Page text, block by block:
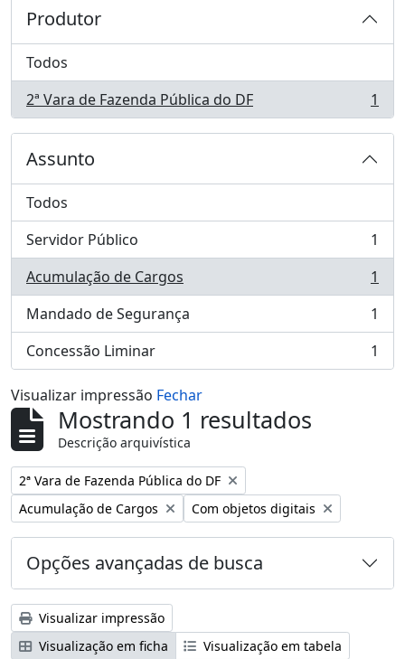
Produtor
Todos
2ª Vara de Fazenda Pública do DF
, 1 resultados 1
Assunto
Todos
Servidor Público
, 1 resultados
1
Acumulação de Cargos
, 1 resultados
1
Mandado de Segurança
, 1 resultados
1
Concessão Liminar
, 1 resultados 1
Visualizar impressão Fechar
Mostrando 1 resultados
Descrição arquivística
Remover filtro:
2ª Vara de Fazenda Pública do DF
Remover filtro:
Acumulação de Cargos Remover filtro:
Com objetos digitais
Opções avançadas de busca
Visualizar impressão
Visualização em ficha
Visualização em tabela